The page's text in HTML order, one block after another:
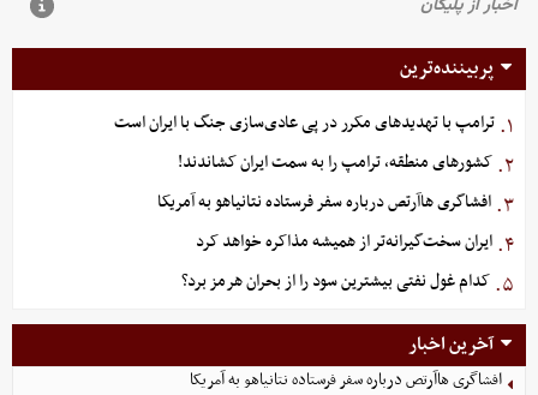
پربیننده‌ترین
۱. ترامپ با تهدیدهای مکرر در پی عادی‌سازی جنگ با ایران است
۲. کشورهای منطقه، ترامپ را به سمت ایران کشاندند!
۳. افشاگری هاآرتص درباره سفر فرستاده نتانیاهو به آمریکا
۴. ایران سخت‌گیرانه‌تر از همیشه مذاکره خواهد کرد
۵. کدام غول نفتی بیشترین سود را از بحران هرمز برد؟
آخرین اخبار
افشاگری هاآرتص درباره سفر فرستاده نتانیاهو به آمریکا